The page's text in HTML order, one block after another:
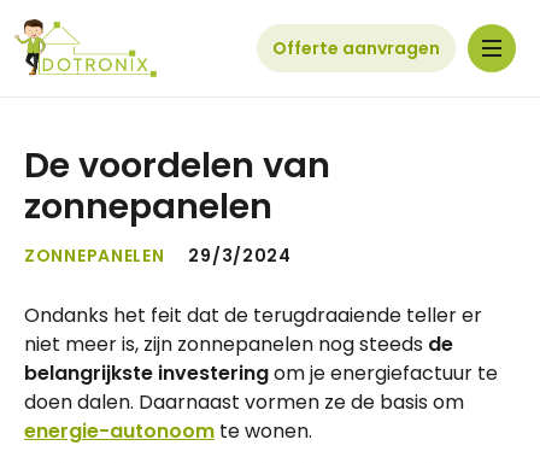
Offerte aanvragen
De voordelen van
zonnepanelen
ZONNEPANELEN 29/3/2024
Ondanks het feit dat de terugdraaiende teller er
niet meer is, zijn zonnepanelen nog steeds de
belangrijkste investeringom je energiefactuur te
doen dalen. Daarnaast vormen ze de basis om
energie-autonoom te wonen.